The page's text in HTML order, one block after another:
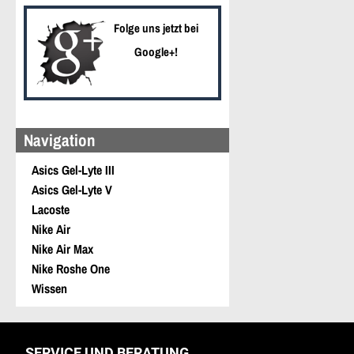
Folge uns jetzt bei
Google+!
Navigation
Asics Gel-Lyte III
Asics Gel-Lyte V
Lacoste
Nike Air
Nike Air Max
Nike Roshe One
Wissen